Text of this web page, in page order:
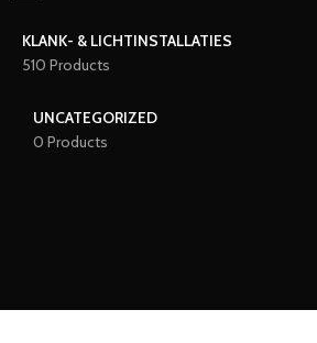
KLANK- & LICHTINSTALLATIES
510 Products
UNCATEGORIZED
0 Products